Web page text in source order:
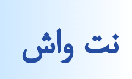
نت واش